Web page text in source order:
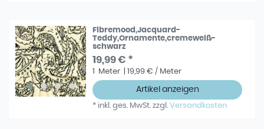
Fibremood,Jacquard-
Teddy,Ornamente,cremeweiß-
schwarz
19,99 € *
1 Meter | 19,99 € / Meter
Artikel anzeigen
* inkl. ges. MwSt. zzgl.Versandkosten